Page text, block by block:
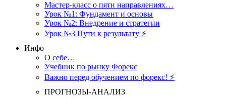
Мастер-класс о пяти направлениях…
Урок №1: Фундамент и основы
Урок №2: Внедрение и стратегии
Урок №3 Пути к результату ⚡️
Инфо
О себе…
Учебник по рынку Форекс
Важно перед обучением по форекс! ⚡
ПРОГНОЗЫ-АНАЛИЗ